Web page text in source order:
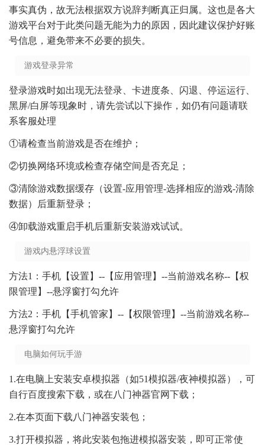
事实真伪，故无法根据双方说辞判断真正归属。这也是各大
游戏平台对于此类问题无能为力的原因，因此建议保护好账
号信息，避免带来不必要的损失。
游戏登录异常
登录游戏时如出现无法登录、卡进度条、闪退、停运运行、
黑屏/白屏等现象时，请先尝试以下操作，如仍有问题请联
系客服处理
①请检查当前游戏是否在维护；
②切换网络环境或检查存储空间是否充足；
③清除游戏数据缓存（设置-应用管理-选择相应的游戏-清除
数据）后重新登录；
④卸载游戏重启手机后重新安装游戏试试。
游戏内悬浮球设置
方法1：手机【设置】--【应用管理】--当前游戏名称--【权
限管理】--悬浮窗打勾允许
方法2：手机【手机管家】--【权限管理】--当前游戏名称--
悬浮窗打勾允许
电脑如何玩手游
1.在电脑上安装安卓模拟器（如51模拟器/夜神模拟器），可
自行百度搜索下载，或在八门神器官网下载；
2.在本页面下载八门神器安装包；
3.打开模拟器，将此安装包拖进模拟器安装，即可正常使